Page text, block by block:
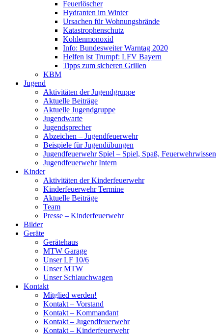
Feuerlöscher
Hydranten im Winter
Ursachen für Wohnungsbrände
Katastrophenschutz
Kohlenmonoxid
Info: Bundesweiter Warntag 2020
Helfen ist Trumpf: LFV Bayern
Tipps zum sicheren Grillen
KBM
Jugend
Aktivitäten der Jugendgruppe
Aktuelle Beiträge
Aktuelle Jugendgruppe
Jugendwarte
Jugendsprecher
Abzeichen – Jugendfeuerwehr
Beispiele für Jugendübungen
Jugendfeuerwehr Spiel – Spiel, Spaß, Feuerwehrwissen
Jugendfeuerwehr Intern
Kinder
Aktivitäten der Kinderfeuerwehr
Kinderfeuerwehr Termine
Aktuelle Beiträge
Team
Presse – Kinderfeuerwehr
Bilder
Geräte
Gerätehaus
MTW Garage
Unser LF 10/6
Unser MTW
Unser Schlauchwagen
Kontakt
Mitglied werden!
Kontakt – Vorstand
Kontakt – Kommandant
Kontakt – Jugendfeuerwehr
Kontakt – Kinderfeuerwehr